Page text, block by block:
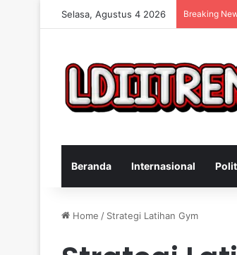
Selasa, Agustus 4 2026 Breaking
Beranda Internasional
Home / Strategi Latihan Gym